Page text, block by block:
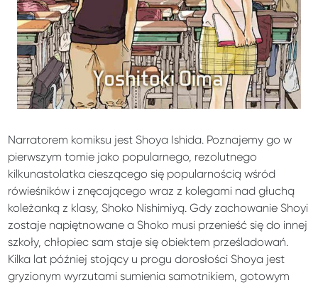
Narratorem komiksu jest Shoya Ishida. Poznajemy go w
pierwszym tomie jako popularnego, rezolutnego
kilkunastolatka cieszącego się popularnością wśród
rówieśników i znęcającego wraz z kolegami nad głuchą
koleżanką z klasy, Shoko Nishimiyą. Gdy zachowanie Shoyi
zostaje napiętnowane a Shoko musi przenieść się do innej
szkoły, chłopiec sam staje się obiektem prześladowań.
Kilka lat później stojący u progu dorosłości Shoya jest
gryzionym wyrzutami sumienia samotnikiem, gotowym